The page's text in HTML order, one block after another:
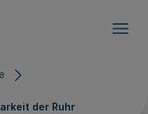
der Ruhr